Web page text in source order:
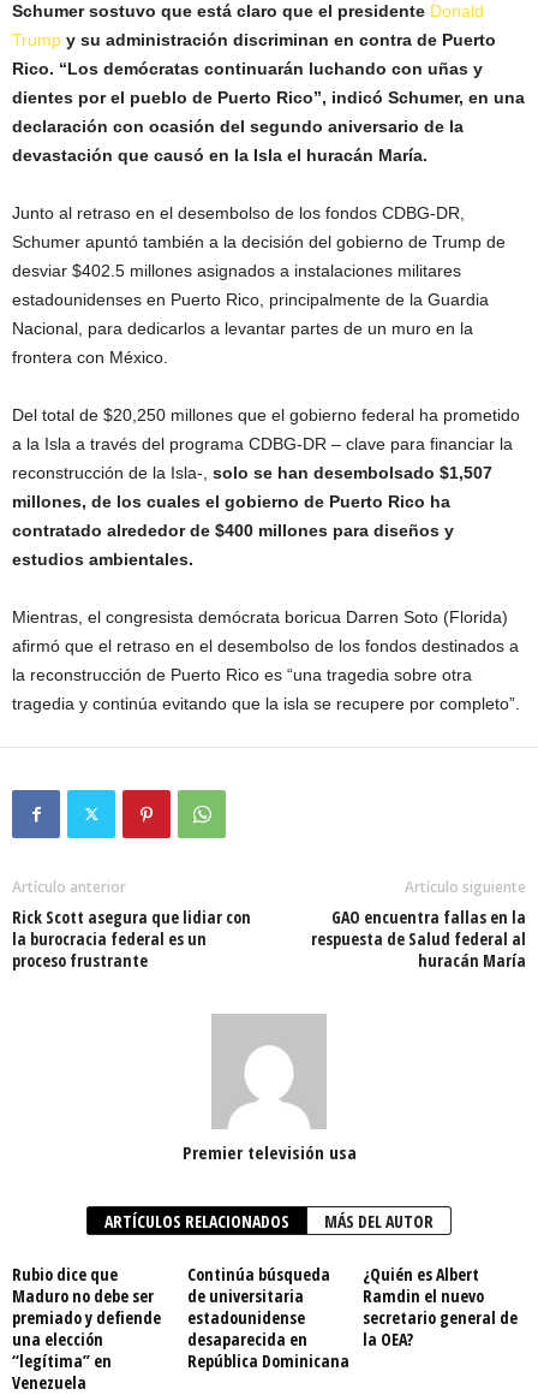
Schumer sostuvo que está claro que el presidente Donald
Trump y su administración discriminan en contra de Puerto
Rico. “Los demócratas continuarán luchando con uñas y
dientes por el pueblo de Puerto Rico”, indicó Schumer, en una
declaración con ocasión del segundo aniversario de la
devastación que causó en la Isla el huracán María.
Junto al retraso en el desembolso de los fondos CDBG-DR,
Schumer apuntó también a la decisión del gobierno de Trump de
desviar $402.5 millones asignados a instalaciones militares
estadounidenses en Puerto Rico, principalmente de la Guardia
Nacional, para dedicarlos a levantar partes de un muro en la
frontera con México.
Del total de $20,250 millones que el gobierno federal ha prometido
a la Isla a través del programa CDBG-DR – clave para financiar la
reconstrucción de la Isla-, solo se han desembolsado $1,507
millones, de los cuales el gobierno de Puerto Rico ha
contratado alrededor de $400 millones para diseños y
estudios ambientales.
Mientras, el congresista demócrata boricua Darren Soto (Florida)
afirmó que el retraso en el desembolso de los fondos destinados a
la reconstrucción de Puerto Rico es “una tragedia sobre otra
tragedia y continúa evitando que la isla se recupere por completo”.
Artículo anterior
Rick Scott asegura que lidiar con
la burocracia federal es un
proceso frustrante
Artículo siguiente
GAO encuentra fallas en la
respuesta de Salud federal al
huracán María
Premier televisión usa
ARTÍCULOS RELACIONADOS MÁS DEL AUTOR
Rubio dice que
Maduro no debe ser
premiado y defiende
una elección
“legítima” en
Venezuela
Continúa búsqueda
de universitaria
estadounidense
desaparecida en
República Dominicana
¿Quién es Albert
Ramdin el nuevo
secretario general de
la OEA?